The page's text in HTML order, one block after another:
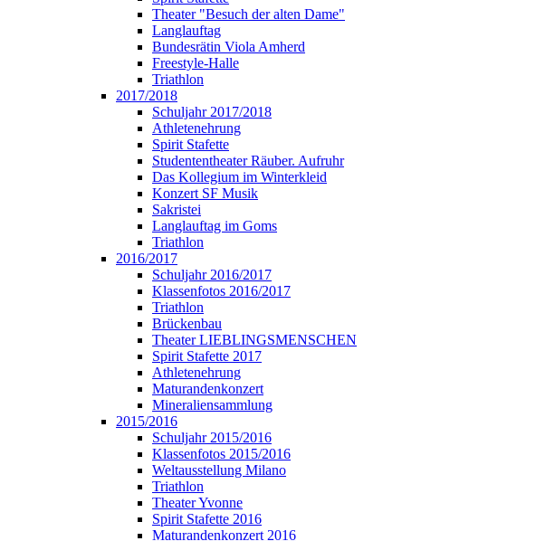
Theater "Besuch der alten Dame"
Langlauftag
Bundesrätin Viola Amherd
Freestyle-Halle
Triathlon
2017/2018
Schuljahr 2017/2018
Athletenehrung
Spirit Stafette
Studententheater Räuber. Aufruhr
Das Kollegium im Winterkleid
Konzert SF Musik
Sakristei
Langlauftag im Goms
Triathlon
2016/2017
Schuljahr 2016/2017
Klassenfotos 2016/2017
Triathlon
Brückenbau
Theater LIEBLINGSMENSCHEN
Spirit Stafette 2017
Athletenehrung
Maturandenkonzert
Mineraliensammlung
2015/2016
Schuljahr 2015/2016
Klassenfotos 2015/2016
Weltausstellung Milano
Triathlon
Theater Yvonne
Spirit Stafette 2016
Maturandenkonzert 2016